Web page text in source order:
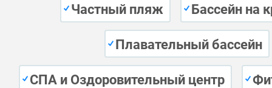
Частный пляж Бассейн на
Плавательный бассейн
СПА и Оздоровительный центр